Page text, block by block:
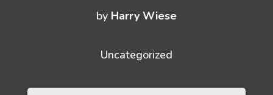
by Harry Wiese
Uncategorized